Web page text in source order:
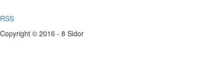
RSS
Copyright © 2016 - 8 Sidor